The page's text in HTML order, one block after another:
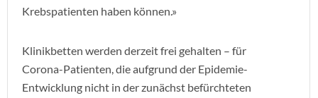
Krebspatienten haben können.»
Klinikbetten werden derzeit frei gehalten – für
Corona-Patienten, die aufgrund der Epidemie-
Entwicklung nicht in der zunächst befürchteten